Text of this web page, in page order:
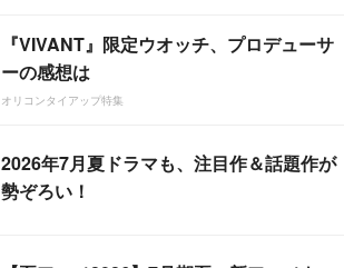
『VIVANT』限定ウオッチ、プロデューサ
ーの感想は
オリコンタイアップ特集
2026年7月夏ドラマも、注目作＆話題作が
勢ぞろい！